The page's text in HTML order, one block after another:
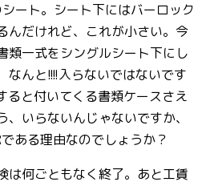
ート。シート下にはバーロック
んだけれど、これが小さい。今
類一式をシングルシート下にし
なんと!!!!入らないではないです
と付いてくる書類ケースさえ
いらないんじゃないですか、
ある理由なのでしょうか？
何ごともなく終了。あと工賃